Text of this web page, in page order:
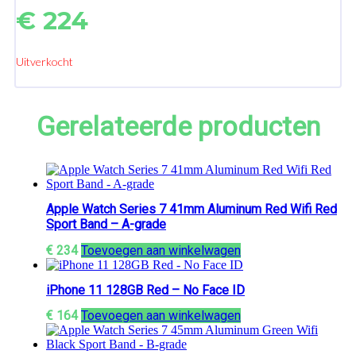
€ 224
Uitverkocht
Gerelateerde producten
Apple Watch Series 7 41mm Aluminum Red Wifi Red
Sport Band – A-grade
€ 234 Toevoegen aan winkelwagen
iPhone 11 128GB Red – No Face ID
€ 164 Toevoegen aan winkelwagen